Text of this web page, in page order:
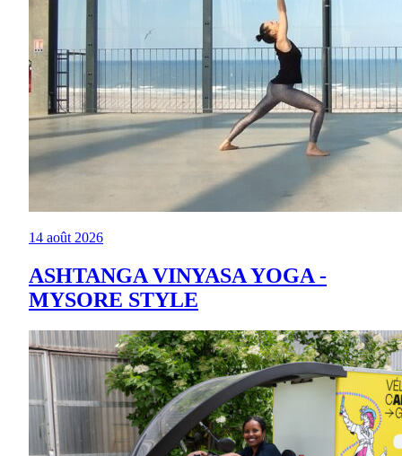
14 août 2026
ASHTANGA VINYASA YOGA -
MYSORE STYLE